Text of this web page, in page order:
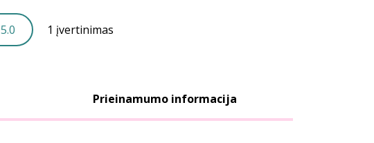
5.0 1 įvertinimas
Prieinamumo informacija